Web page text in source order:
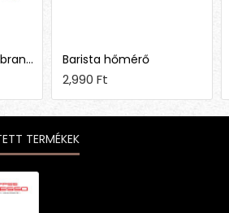
5g-os cukor (nem brandingelt) Barista hőmérő
2,990 Ft
TERMÉKEK